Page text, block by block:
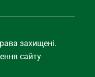
захищені.